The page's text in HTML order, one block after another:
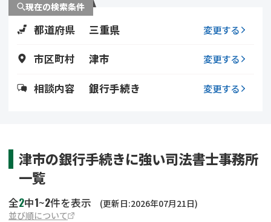
相続人調査
相続登記
現在の検索条件
都道府県 三重県 変更する
市区町村 津市 変更する
相談内容 銀行手続き 変更する
津市の銀行手続きに強い司法書士事務所
一覧
全2中1~2件を表示
(更新日:2026年07月21日)
並び順について